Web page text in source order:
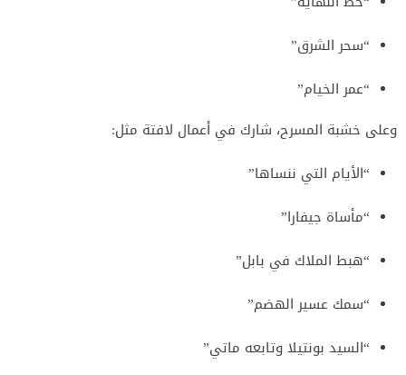
“سحر الشرق”
“عمر الخيام”
وعلى خشبة المسرح، شارك في أعمال لافتة مثل:
“الأيام التي ننساها”
“مأساة جيفارا”
“هبط الملاك في بابل”
“سمك عسير الهضم”
“السيد بونتيلا وتابعه ماتي”